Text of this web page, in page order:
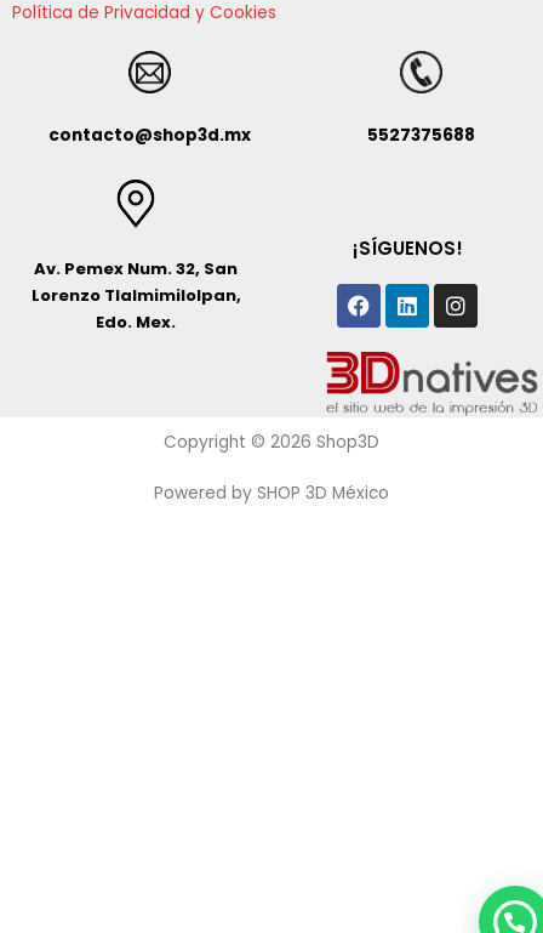
Política de Privacidad y Cookies
contacto@shop3d.mx 5527375688
Av. Pemex Num. 32, San
Lorenzo Tlalmimilolpan,
Edo. Mex.
¡SÍGUENOS!
Facebook
Linkedin
Copyright © 2026 Shop3D
Powered by SHOP 3D México